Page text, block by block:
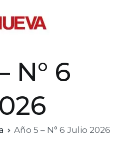
N° 6
Año 5 – N° 6 Julio 2026